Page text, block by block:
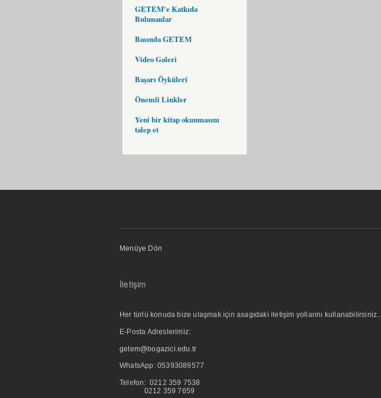
GETEM'e Katkıda
Bulunanlar
Basında GETEM
Video Galeri
Başarı Öyküleri
Önemli Linkler
Yeni bir kitap okunmasını
talep et
Menüye Dön
İletişim
Her türlü konuda bize ulaşmak için asagıdaki iletişim yollarını kullanabilirsiniz..
E-Posta Adreslerimiz:
getem@bogazici.edu.tr
WhatsApp: 05393089577
Telefon: 0212 359 7538
0212 359 7659